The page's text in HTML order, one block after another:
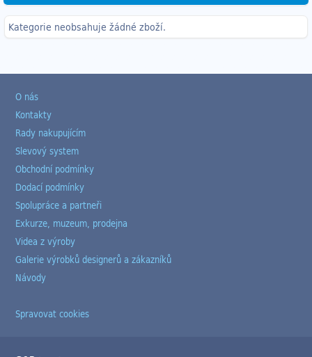
Kategorie neobsahuje žádné zboží.
O nás
Kontakty
Rady nakupujícím
Slevový system
Obchodní podmínky
Dodací podmínky
Spolupráce a partneři
Exkurze, muzeum, prodejna
Videa z výroby
Galerie výrobků designerů a zákazníků
Návody
Spravovat cookies